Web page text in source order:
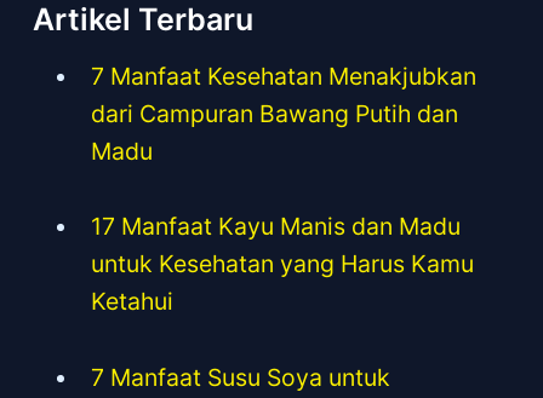
Artikel Terbaru
7 Manfaat Kesehatan Menakjubkan
dari Campuran Bawang Putih dan
Madu
17 Manfaat Kayu Manis dan Madu
untuk Kesehatan yang Harus Kamu
Ketahui
7 Manfaat Susu Soya untuk